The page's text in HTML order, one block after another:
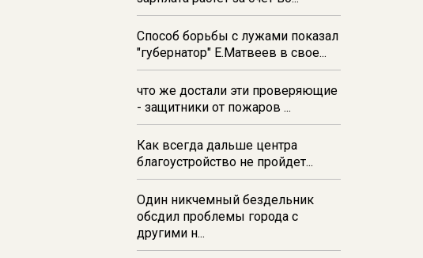
погибли
05 августа 22:39В Курской
области один человек погиб и
семь ранены от атаки дрона ВСУ
Способ борьбы с лужами показал
"губернатор" Е.Матвеев в свое...
что же достали эти проверяющие
- защитники от пожаров ...
Как всегда дальше центра
благоустройство не пройдет...
Один никчемный бездельник
обсдил проблемы города с
другими н...